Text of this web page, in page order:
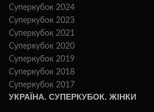
Суперкубок 2024
Суперкубок 2023
Суперкубок 2021
Суперкубок 2020
Суперкубок 2019
Суперкубок 2018
Суперкубок 2017
УКРАЇНА. СУПЕРКУБОК. ЖІНКИ